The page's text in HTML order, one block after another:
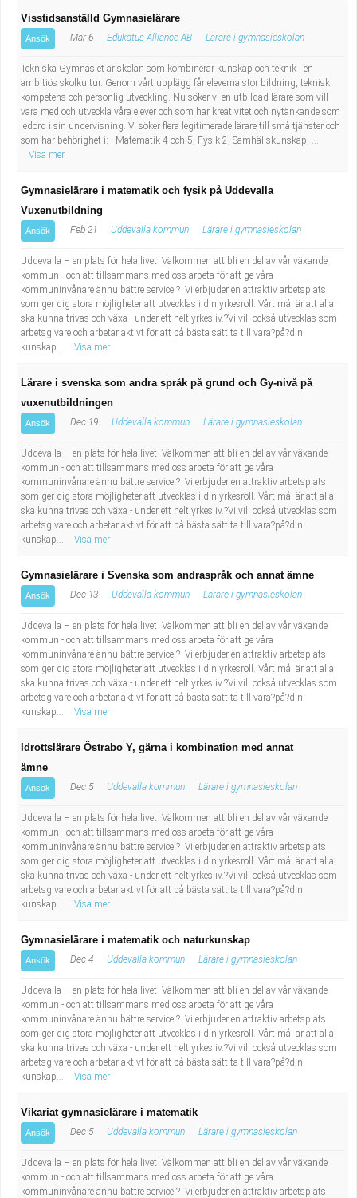
Visstidsanställd Gymnasielärare
Ansök Mar 6 Edukatus Alliance AB Lärare i gymnasieskolan
Tekniska Gymnasiet är skolan som kombinerar kunskap och teknik i en
ambitiös skolkultur. Genom vårt upplägg får eleverna stor bildning, teknisk
kompetens och personlig utveckling. Nu söker vi en utbildad lärare som vill
vara med och utveckla våra elever och som har kreativitet och nytänkande som
ledord i sin undervisning. Vi söker flera legitimerade lärare till små tjänster och
som har behörighet i: - Matematik 4 och 5, Fysik 2, Samhällskunskap, ...
Visa mer
Gymnasielärare i matematik och fysik på Uddevalla
Vuxenutbildning
Ansök Feb 21 Uddevalla kommun Lärare i gymnasieskolan
Uddevalla – en plats för hela livet Välkommen att bli en del av vår växande
kommun - och att tillsammans med oss arbeta för att ge våra
kommuninvånare ännu bättre service.? Vi erbjuder en attraktiv arbetsplats
som ger dig stora möjligheter att utvecklas i din yrkesroll. Vårt mål är att alla
ska kunna trivas och växa - under ett helt yrkesliv.?Vi vill också utvecklas som
arbetsgivare och arbetar aktivt för att på bästa sätt ta till vara?på?din
kunskap...
Visa mer
Lärare i svenska som andra språk på grund och Gy-nivå på
vuxenutbildningen
Ansök Dec 19 Uddevalla kommun Lärare i gymnasieskolan
Uddevalla – en plats för hela livet Välkommen att bli en del av vår växande
kommun - och att tillsammans med oss arbeta för att ge våra
kommuninvånare ännu bättre service.? Vi erbjuder en attraktiv arbetsplats
som ger dig stora möjligheter att utvecklas i din yrkesroll. Vårt mål är att alla
ska kunna trivas och växa - under ett helt yrkesliv.?Vi vill också utvecklas som
arbetsgivare och arbetar aktivt för att på bästa sätt ta till vara?på?din
kunskap...
Visa mer
Gymnasielärare i Svenska som andraspråk och annat ämne
Ansök Dec 13 Uddevalla kommun Lärare i gymnasieskolan
Uddevalla – en plats för hela livet Välkommen att bli en del av vår växande
kommun - och att tillsammans med oss arbeta för att ge våra
kommuninvånare ännu bättre service.? Vi erbjuder en attraktiv arbetsplats
som ger dig stora möjligheter att utvecklas i din yrkesroll. Vårt mål är att alla
ska kunna trivas och växa - under ett helt yrkesliv.?Vi vill också utvecklas som
arbetsgivare och arbetar aktivt för att på bästa sätt ta till vara?på?din
kunskap...
Visa mer
Idrottslärare Östrabo Y, gärna i kombination med annat
ämne
Ansök Dec 5 Uddevalla kommun Lärare i gymnasieskolan
Uddevalla – en plats för hela livet Välkommen att bli en del av vår växande
kommun - och att tillsammans med oss arbeta för att ge våra
kommuninvånare ännu bättre service.? Vi erbjuder en attraktiv arbetsplats
som ger dig stora möjligheter att utvecklas i din yrkesroll. Vårt mål är att alla
ska kunna trivas och växa - under ett helt yrkesliv.?Vi vill också utvecklas som
arbetsgivare och arbetar aktivt för att på bästa sätt ta till vara?på?din
kunskap...
Visa mer
Gymnasielärare i matematik och naturkunskap
Ansök Dec 4 Uddevalla kommun Lärare i gymnasieskolan
Uddevalla – en plats för hela livet Välkommen att bli en del av vår växande
kommun - och att tillsammans med oss arbeta för att ge våra
kommuninvånare ännu bättre service.? Vi erbjuder en attraktiv arbetsplats
som ger dig stora möjligheter att utvecklas i din yrkesroll. Vårt mål är att alla
ska kunna trivas och växa - under ett helt yrkesliv.?Vi vill också utvecklas som
arbetsgivare och arbetar aktivt för att på bästa sätt ta till vara?på?din
kunskap...
Visa mer
Vikariat gymnasielärare i matematik
Ansök Dec 5 Uddevalla kommun Lärare i gymnasieskolan
Uddevalla – en plats för hela livet Välkommen att bli en del av vår växande
kommun - och att tillsammans med oss arbeta för att ge våra
kommuninvånare ännu bättre service.? Vi erbjuder en attraktiv arbetsplats